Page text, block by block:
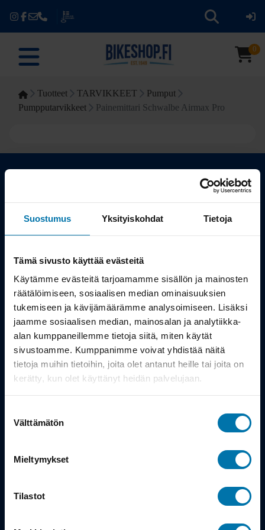
Suostumus Yksityiskohdat Tietoja
Tämä sivusto käyttää evästeitä
Käytämme evästeitä tarjoamamme sisällön ja mainosten
räätälöimiseen, sosiaalisen median ominaisuuksien
tukemiseen ja kävijämäärämme analysoimiseen. Lisäksi
jaamme sosiaalisen median, mainosalan ja analytiikka-
alan kumppaneillemme tietoja siitä, miten käytät
sivustoamme. Kumppanimme voivat yhdistää näitä
tietoja muihin tietoihin, joita olet antanut heille tai joita on
kerätty, kun olet käyttänyt heidän palvelujaan.
valinta
Välttämätön
Mieltymykset
Tilastot
0
Tuotteet TARVIKKEET
Pumput
Pumpputarvikkeet
Painemittari Schwalbe Airmax Pro
Kauppa
Työsuhdepyörä
Info
Toimitus
Takuu ja palautukset